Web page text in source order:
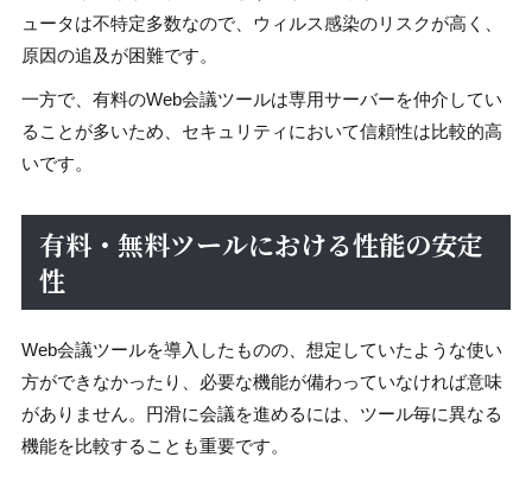
ュータは不特定多数なので、ウィルス感染のリスクが高く、
原因の追及が困難です。
一方で、有料のWeb会議ツールは専用サーバーを仲介してい
ることが多いため、セキュリティにおいて信頼性は比較的高
いです。
有料・無料ツールにおける性能の安定
性
Web会議ツールを導入したものの、想定していたような使い
方ができなかったり、必要な機能が備わっていなければ意味
がありません。円滑に会議を進めるには、ツール毎に異なる
機能を比較することも重要です。